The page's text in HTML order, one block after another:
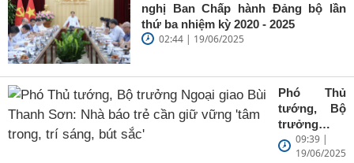
nghị Ban Chấp hành Đảng bộ lần
thứ ba nhiệm kỳ 2020 - 2025
02:44 | 19/06/2025
Phó Thủ
tướng, Bộ
trưởng
Ngoại giao
Bùi Thanh
09:39 |
19/06/2025